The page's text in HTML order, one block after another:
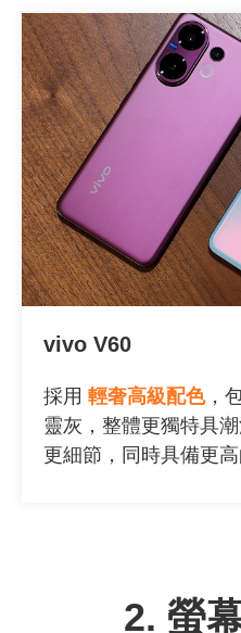
vivo V60
採用 輕奢高級配色，
靈灰，整體更獨特具
更細節，同時具備更高
2. 螢